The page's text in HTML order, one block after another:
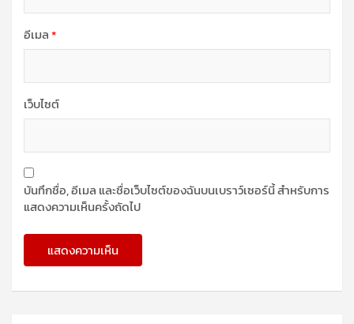
อีเมล*
เว็บไซต์
บันทึกชื่อ, อีเมล และชื่อเว็บไซต์ของฉันบนเบราว์เซอร์นี้ สำหรับการ
แสดงความเห็นครั้งถัดไป